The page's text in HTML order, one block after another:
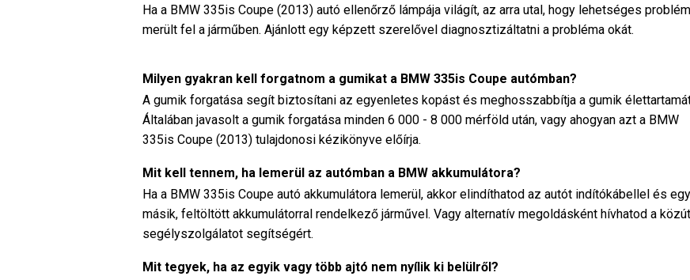
Ha a BMW 335is Coupe (2013) autó ellenőrző lámpája világít, az arra utal, hogy lehetséges
merült fel a járműben. Ajánlott egy képzett szerelővel diagnosztizáltatni a probléma okát.
Milyen gyakran kell forgatnom a gumikat a BMW 335is Coupe autómban?
A gumik forgatása segít biztosítani az egyenletes kopást és meghosszabbítja a gumik
Általában javasolt a gumik forgatása minden 6 000 - 8 000 mérföld után, vagy ahogyan azt a BMW
335is Coupe (2013) tulajdonosi kézikönyve előírja.
Mit kell tennem, ha lemerül az autómban a BMW akkumulátora?
Ha a BMW 335is Coupe autó akkumulátora lemerül, akkor elindíthatod az autót indítókábellel és egy
másik, feltöltött akkumulátorral rendelkező járművel. Vagy alternatív megoldásként hívhatod a
segélyszolgálatot segítségért.
Mit tegyek, ha az egyik vagy több ajtó nem nyílik ki belülről?